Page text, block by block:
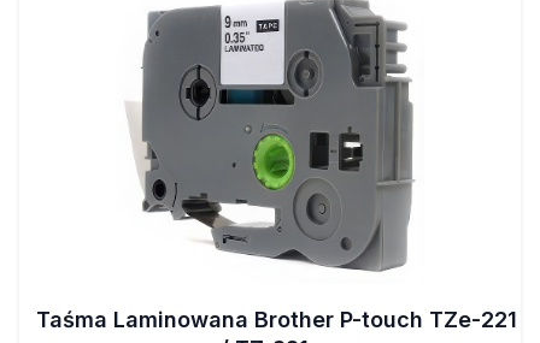
Taśma Laminowana Brother P-touch TZe-221